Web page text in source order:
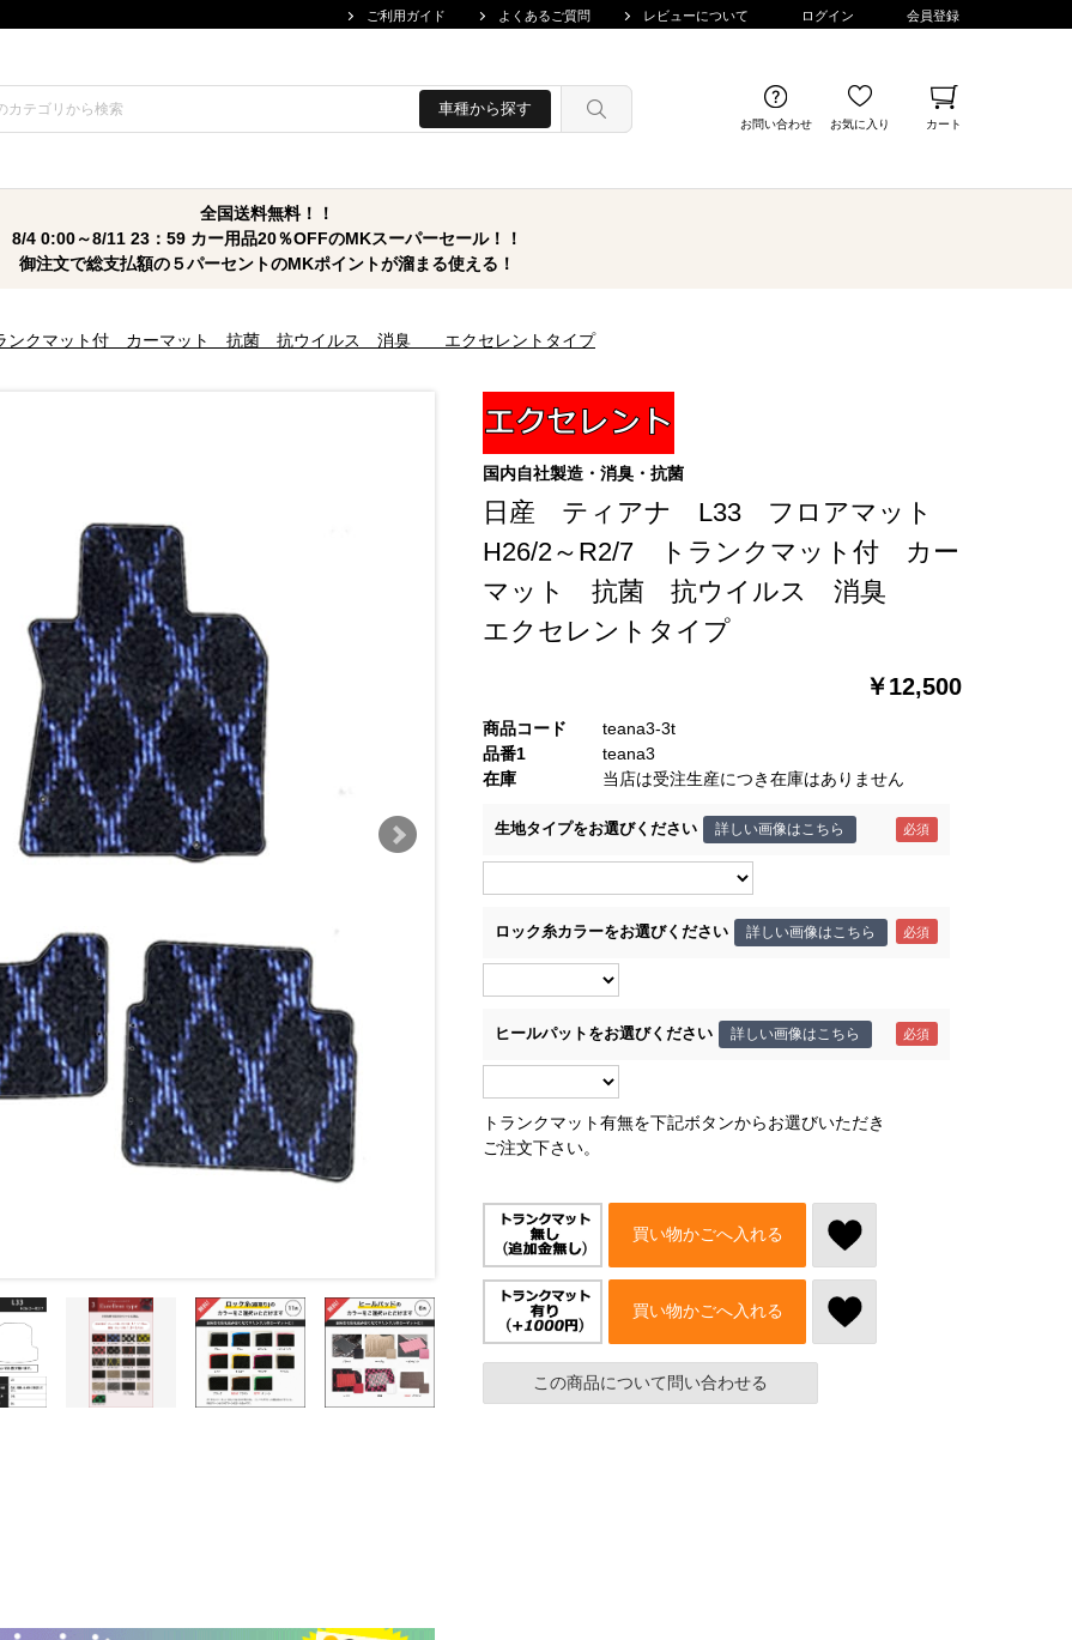
ご利用ガイド よくあるご質問 レビューについて ログイン 会員登録
車種から探す
お問い合わせ お気に入り カート
全国送料無料！！
8/4 0:00～8/11 23：59 カー用品20％OFFのMKスーパーセール！！
御注文で総支払額の５パーセントのMKポイントが溜まる使える！
クマット付 カーマット 抗菌 抗ウイルス 消臭 エクセレントタイプ
国内自社製造・消臭・抗菌
日産 ティアナ L33 フロアマット
H26/2～R2/7 トランクマット付 カー
マット 抗菌 抗ウイルス 消臭
エクセレントタイプ
￥12,500
商品コード
teana3-3t
品番1
teana3
在庫
当店は受注生産につき在庫はありません
トランクマット有無を下記ボタンからお選びいただき
ご注文下さい。
生地タイプをお選びください 詳しい画像はこちら
ロック糸カラーをお選びください 詳しい画像はこちら
ヒールパットをお選びください 詳しい画像はこちら
買い物かごへ入れる
買い物かごへ入れる
この商品について問い合わせる